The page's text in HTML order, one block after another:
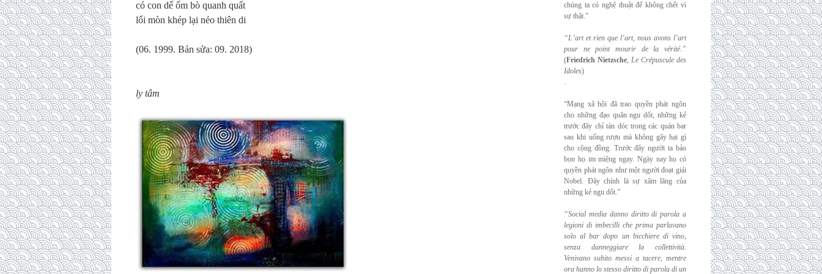
có con dế ốm bò quanh quất
lối mòn khép lại nẻo thiên di
(06. 1999. Bản sửa: 09. 2018)
ly tâm
chúng ta có nghệ thuật để không chết vì
sự thật.”
“L’art et rien que l’art, nous avons l’art
pour ne point mourir de la vérité.”
(Friedrich Nietzsche, Le Crépuscule des
Idoles)
.
“Mạng xã hội đã trao quyền phát ngôn
cho những đạo quân ngu dốt, những kẻ
trước đây chỉ tán dóc trong các quán bar
sau khi uống rượu mà không gây hại gì
cho cộng đồng. Trước đây người ta bảo
bọn họ im miệng ngay. Ngày nay họ có
quyền phát ngôn như một người đoạt giải
Nobel. Đây chính là sự xâm lăng của
những kẻ ngu dốt.”
“Social media danno diritto di parola a
legioni di imbecilli che prima parlavano
solo albar dopo un bicchiere di vino,
senza danneggiare la collettività.
Venivano subito messi a tacere, mentre
ora hanno lo stesso diritto di parola di un